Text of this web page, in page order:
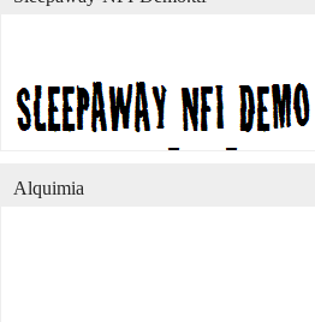
Alquimia